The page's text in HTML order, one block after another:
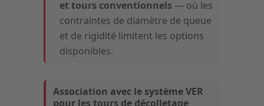
et tours conventionnels — où les
contraintes de diamètre de queue
et de rigidité limitent les options
disponibles.
Association avec le système VER
pour les tours de décolletage